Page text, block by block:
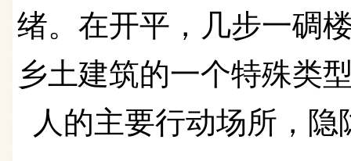
绪。 在开平，几步一碉
乡土建筑的一个特殊类
人的主要行动场所， 隐